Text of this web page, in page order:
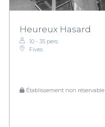
Heureux Hasard
10 - 35 pers.
Fives
Établissement non réservable